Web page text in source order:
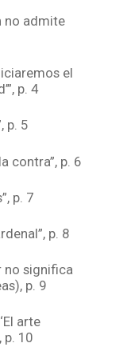
no admite
el
p. 4
p. 5
contra”, p. 6
p. 7
p. 8
no significa
p. 9
arte
p. 10